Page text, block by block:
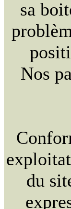
sa
Nos
du